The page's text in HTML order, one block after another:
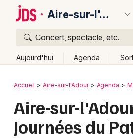
Aire-sur-l'Adour
Concert, spectacle, etc.
Aujourd'hui Agenda
Publier un événement
Bordeaux
Colmar
Retour
Accueil Aire-sur-l'Adour Agenda
Aire-sur-
Journées du
Quoi ?
Où ?
Partout
Près de moi Changer de
Quand ?